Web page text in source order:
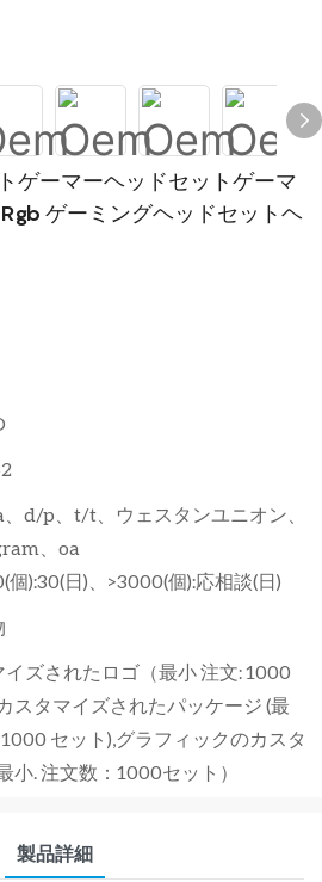
ゲーマーヘッドセットゲーマ
ゲーミングヘッドセットヘ
d/p、t/t、ウェスタンユニオン、
、oa
個):30(日)、>3000(個):応相談(日)
イズされたロゴ（最小 注文: 1000
スタマイズされたパッケージ (最
1000 セット),グラフィックのカスタ
小. 注文数：1000セット）
製品詳細